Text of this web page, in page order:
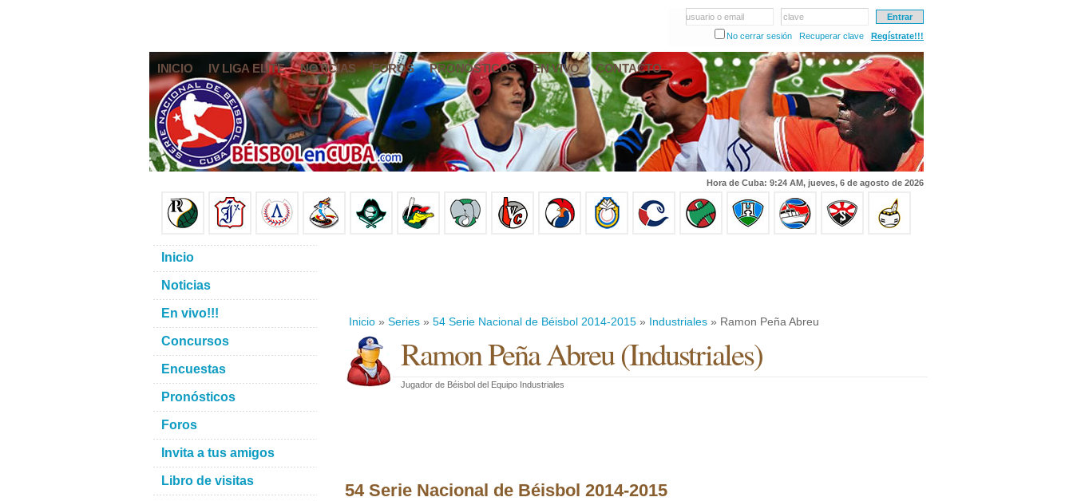
usuario o email
clave
No cerrar sesión
Recuperar clave Regístrate!!!
INICIO IV LIGA ELITE NOTICIAS FOROS PRONÓSTICOS EN VIVO CONTACTO
Hora de Cuba: 9:24 AM, jueves, 6 de agosto de 2026
Inicio » Series » 54 Serie Nacional de Béisbol 2014-2015 » Industriales » Ramon Peña Abreu
Ramon Peña Abreu(Industriales)
Jugador de Béisbol del Equipo Industriales
54 Serie Nacional de Béisbol 2014-2015
Inicio
Noticias
En vivo!!!
Concursos
Encuestas
Pronósticos
Foros
Invita a tus amigos
Libro de visitas